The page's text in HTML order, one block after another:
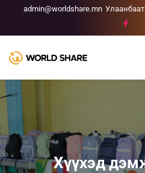
admin@worldshare.mn
Хүүхэд